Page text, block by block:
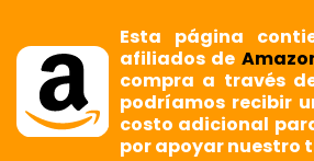
Esta página
afiliados de
compra a través
podríamos recibir
costo adicional
por apoyar nuestro